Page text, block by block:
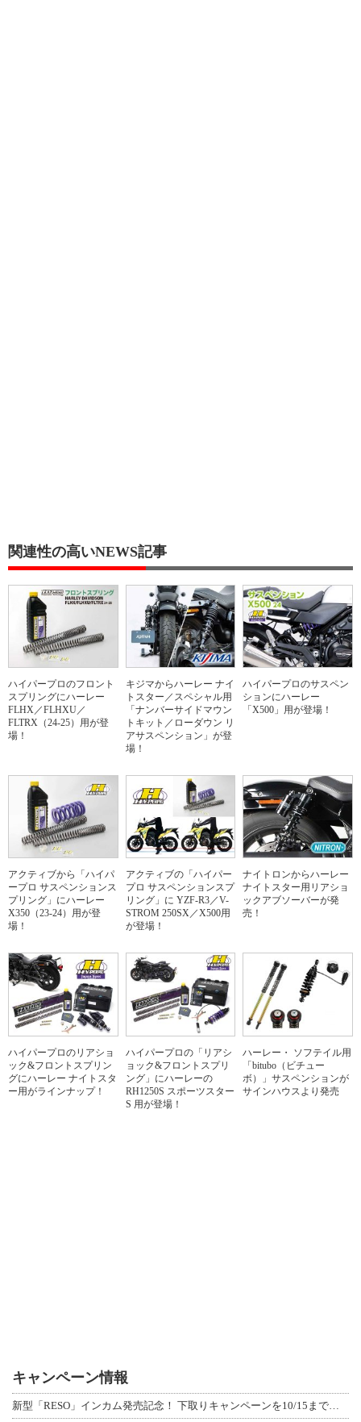
関連性の高いNEWS記事
ハイパープロのフロント
スプリングにハーレー
FLHX／FLHXU／
FLTRX（24-25）用が登
場！
キジマからハーレー ナイ
トスター／スペシャル用
「ナンバーサイドマウン
トキット／ローダウン リ
アサスペンション」が登
場！
ハイパープロのサスペン
ションにハーレー
「X500」用が登場！
アクティブから「ハイパ
ープロ サスペンションス
プリング」にハーレー
X350（23-24）用が登
場！
アクティブの「ハイパー
プロ サスペンションスプ
リング」に YZF-R3／V-
STROM 250SX／X500用
が登場！
ナイトロンからハーレー
ナイトスター用リアショ
ックアブソーバーが発
売！
ハイパープロのリアショ
ック&フロントスプリン
グにハーレー ナイトスタ
ー用がラインナップ！
ハイパープロの「リアシ
ョック&フロントスプリ
ング」にハーレーの
RH1250S スポーツスター
S 用が登場！
ハーレー・ ソフテイル用
「bitubo（ビチュー
ボ）」サスペンションが
サインハウスより発売
キャンペーン情報